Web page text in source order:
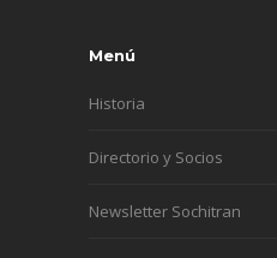
Menú
Historia
Directorio y Socios
Newsletter Sochitran